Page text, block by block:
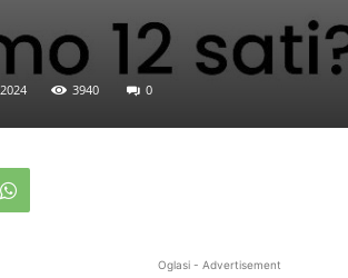
3940 0
Oglasi - Advertisement